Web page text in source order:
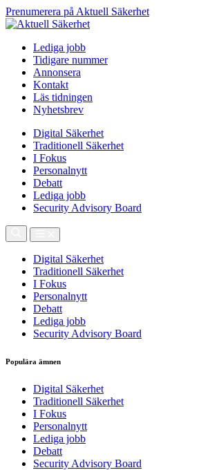
Prenumerera på Aktuell Säkerhet
Lediga jobb
Tidigare nummer
Annonsera
Kontakt
Läs tidningen
Nyhetsbrev
Digital Säkerhet
Traditionell Säkerhet
I Fokus
Personalnytt
Debatt
Lediga jobb
Security Advisory Board
Digital Säkerhet
Traditionell Säkerhet
I Fokus
Personalnytt
Debatt
Lediga jobb
Security Advisory Board
Populära ämnen
Digital Säkerhet
Traditionell Säkerhet
I Fokus
Personalnytt
Lediga jobb
Debatt
Security Advisory Board